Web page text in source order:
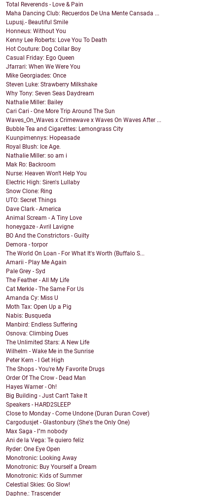
Total Reverends - Love & Pain
Maha Dancing Club: Recuerdos De Una Mente Cansada ...
Lupusj.- Beautiful Smile
Honneus: Without You
Kenny Lee Roberts: Love You To Death
Hot Couture: Dog Collar Boy
Casual Friday: Ego Queen
Jfarrari: When We Were You
Mike Georgiades: Once
Steven Luke: Strawberry Milkshake
Why Tony: Seven Seas Daydream
Nathalie Miller: Bailey
Cari Cari - One More Trip Around The Sun
Waves_On_Waves x Crimewave x Waves On Waves After ...
Bubble Tea and Cigarettes: Lemongrass City
Kuunpimennys: Hopeasade
Royal Blush: Ice Age.
Nathalie Miller: so am i
Mak Ro: Backroom
Nurse: Heaven Won't Help You
Electric High: Siren's Lullaby
Snow Clone: Ring
UTO: Secret Things
Dave Clark - America
Animal Scream - A Tiny Love
honeygaze - Avril Lavigne
BO And the Constrictors - Guilty
Demora - torpor
The World On Loan - For What It's Worth (Buffalo S...
Amarii - Play Me Again
Pale Grey - Syd
The Feather - All My Life
Cat Merkle - The Same For Us
Amanda Cy: Miss U
Moth Tax: Open Up a Pig
Nabis: Busqueda
Manbird: Endless Suffering
Osnova: Climbing Dues
The Unlimited Stars: A New Life
Wilhelm - Wake Me in the Sunrise
Peter Kern - I Get High
The Shops - You're My Favorite Drugs
Order Of The Crow - Dead Man
Hayes Warner - Oh!
Big Building - Just Can't Take It
Speakers - HARD2SLEEP
Close to Monday - Come Undone (Duran Duran Cover)
Cargodusjet - Glastonbury (She's the Only One)
Max Saga - I"m nobody
Ani de la Vega: Te quiero feliz
Ryder: One Eye Open
Monotronic: Looking Away
Monotronic: Buy Yourself a Dream
Monotronic: Kids of Summer
Celestial Skies: Go Slow!
Daphne.: Trascender